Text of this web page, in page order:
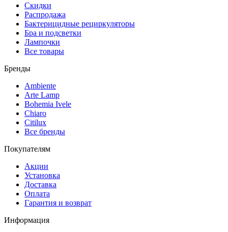
Скидки
Распродажа
Бактерицидные рециркуляторы
Бра и подсветки
Лампочки
Все товары
Бренды
Ambiente
Arte Lamp
Bohemia Ivele
Chiaro
Citilux
Все бренды
Покупателям
Акции
Установка
Доставка
Оплата
Гарантия и возврат
Информация